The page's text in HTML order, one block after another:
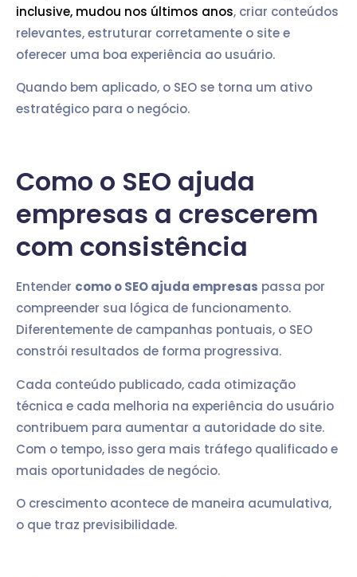
inclusive, mudou nos últimos anos, criar conteúdos
relevantes, estruturar corretamente o site e
oferecer uma boa experiência ao usuário.
Quando bem aplicado, o SEO se torna um ativo
estratégico para o negócio.
Como o SEO ajuda
empresas a crescerem
com consistência
Entender como o SEO ajuda empresas passa por
compreender sua lógica de funcionamento.
Diferentemente de campanhas pontuais, o SEO
constrói resultados de forma progressiva.
Cada conteúdo publicado, cada otimização
técnica e cada melhoria na experiência do usuário
contribuem para aumentar a autoridade do site.
Com o tempo, isso gera mais tráfego qualificado e
mais oportunidades de negócio.
O crescimento acontece de maneira acumulativa,
o que traz previsibilidade.